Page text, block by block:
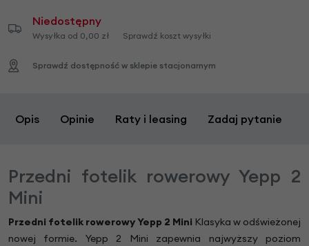
Niedostępny
Wysyłka od 0,00 zł Sprawdź koszt wysyłki
Sprawdź dostępność w sklepie stacjonarnym
Opis Opinie Raty i leasing Zadaj pytanie
Przedni fotelik rowerowy Yepp 2
Mini
Przedni fotelik rowerowy Yepp 2 Mini Klasyka w odświeżonej
nowej formie. Yepp 2 Mini zapewnia najwyższy poziom